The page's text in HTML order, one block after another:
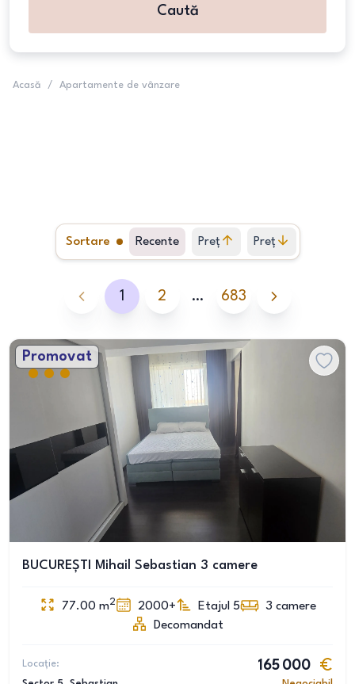
Caută
Acasă / Apartamente de vânzare
Sortare Recente Preț
crescător
Preț
descrescător
1 2 … 683
Promovat
BUCUREȘTI Mihail Sebastian 3 camere
77.00 m2 2000+ Etajul 5 3 camere
Decomandat
Locație:
165 000